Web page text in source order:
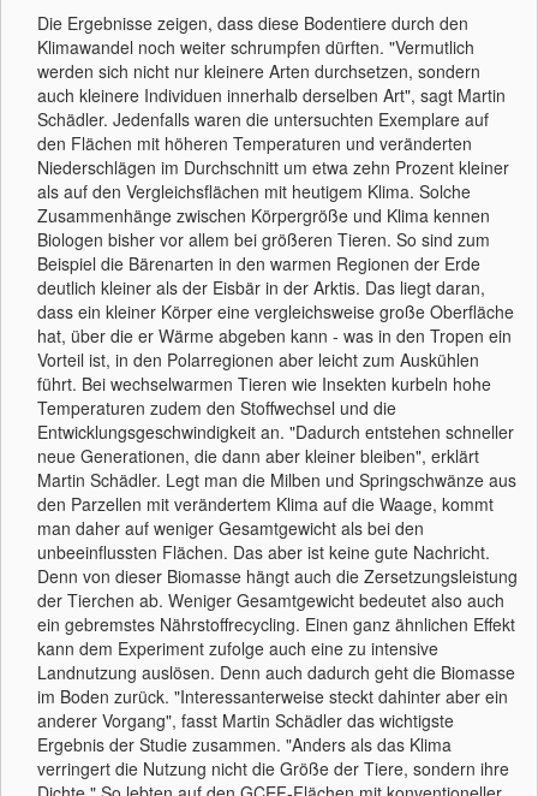
Die Ergebnisse zeigen, dass diese Bodentiere durch den
Klimawandel noch weiter schrumpfen dürften. "Vermutlich
werden sich nicht nur kleinere Arten durchsetzen, sondern
auch kleinere Individuen innerhalb derselben Art", sagt Martin
Schädler. Jedenfalls waren die untersuchten Exemplare auf
den Flächen mit höheren Temperaturen und veränderten
Niederschlägen im Durchschnitt um etwa zehn Prozent kleiner
als auf den Vergleichsflächen mit heutigem Klima. Solche
Zusammenhänge zwischen Körpergröße und Klima kennen
Biologen bisher vor allem bei größeren Tieren. So sind zum
Beispiel die Bärenarten in den warmen Regionen der Erde
deutlich kleiner als der Eisbär in der Arktis. Das liegt daran,
dass ein kleiner Körper eine vergleichsweise große Oberfläche
hat, über die er Wärme abgeben kann - was in den Tropen ein
Vorteil ist, in den Polarregionen aber leicht zum Auskühlen
führt. Bei wechselwarmen Tieren wie Insekten kurbeln hohe
Temperaturen zudem den Stoffwechsel und die
Entwicklungsgeschwindigkeit an. "Dadurch entstehen schneller
neue Generationen, die dann aber kleiner bleiben", erklärt
Martin Schädler. Legt man die Milben und Springschwänze aus
den Parzellen mit verändertem Klima auf die Waage, kommt
man daher auf weniger Gesamtgewicht als bei den
unbeeinflussten Flächen. Das aber ist keine gute Nachricht.
Denn von dieser Biomasse hängt auch die Zersetzungsleistung
der Tierchen ab. Weniger Gesamtgewicht bedeutet also auch
ein gebremstes Nährstoffrecycling. Einen ganz ähnlichen Effekt
kann dem Experiment zufolge auch eine zu intensive
Landnutzung auslösen. Denn auch dadurch geht die Biomasse
im Boden zurück. "Interessanterweise steckt dahinter aber ein
anderer Vorgang", fasst Martin Schädler das wichtigste
Ergebnis der Studie zusammen. "Anders als das Klima
verringert die Nutzung nicht die Größe der Tiere, sondern ihre